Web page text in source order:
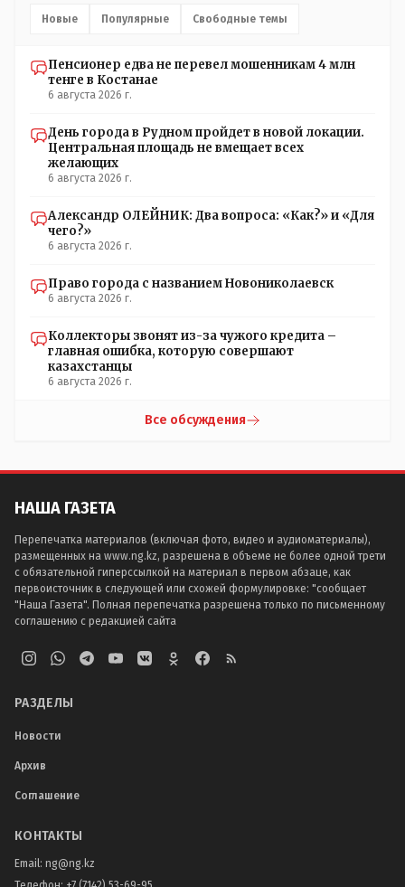
Имелись уездный и ветеринарный врачи, повивальная
города Константиновича в Костанае не назвали улицу и
не установили памятник.// vofkakst: Где ономасты,
Какие проблемы, почему кто то должен делать что то за
вас- - выдвинете идею, создайте инициативную группу,
напишите ходатайство в гор.маслихат и без истерик -
вперёд. Под лежачий камень- вода не потечёт. Насчёт
они найдутся.
Новые Популярные Свободные темы
Пенсионер едва не перевел мошенникам 4 млн
тенге в Костанае
6 августа 2026 г.
День города в Рудном пройдет в новой локации.
Центральная площадь не вмещает всех
желающих
6 августа 2026 г.
Александр ОЛЕЙНИК: Два вопроса: «Как?» и «Для
чего?»
6 августа 2026 г.
Право города с названием Новониколаевск
6 августа 2026 г.
Коллекторы звонят из-за чужого кредита –
главная ошибка, которую совершают
казахстанцы
6 августа 2026 г.
Все обсуждения
НАША ГАЗЕТА
Перепечатка материалов (включая фото, видео и аудиоматериалы),
размещенных на www.ng.kz, разрешена в объеме не более одной трети
с обязательной гиперссылкой на материал в первом абзаце, как
первоисточник в следующей или схожей формулировке: "сообщает
"Наша Газета". Полная перепечатка разрешена только по письменному
соглашению с редакцией сайта
РАЗДЕЛЫ
Новости
Архив
Соглашение
КОНТАКТЫ
Email: ng@ng.kz